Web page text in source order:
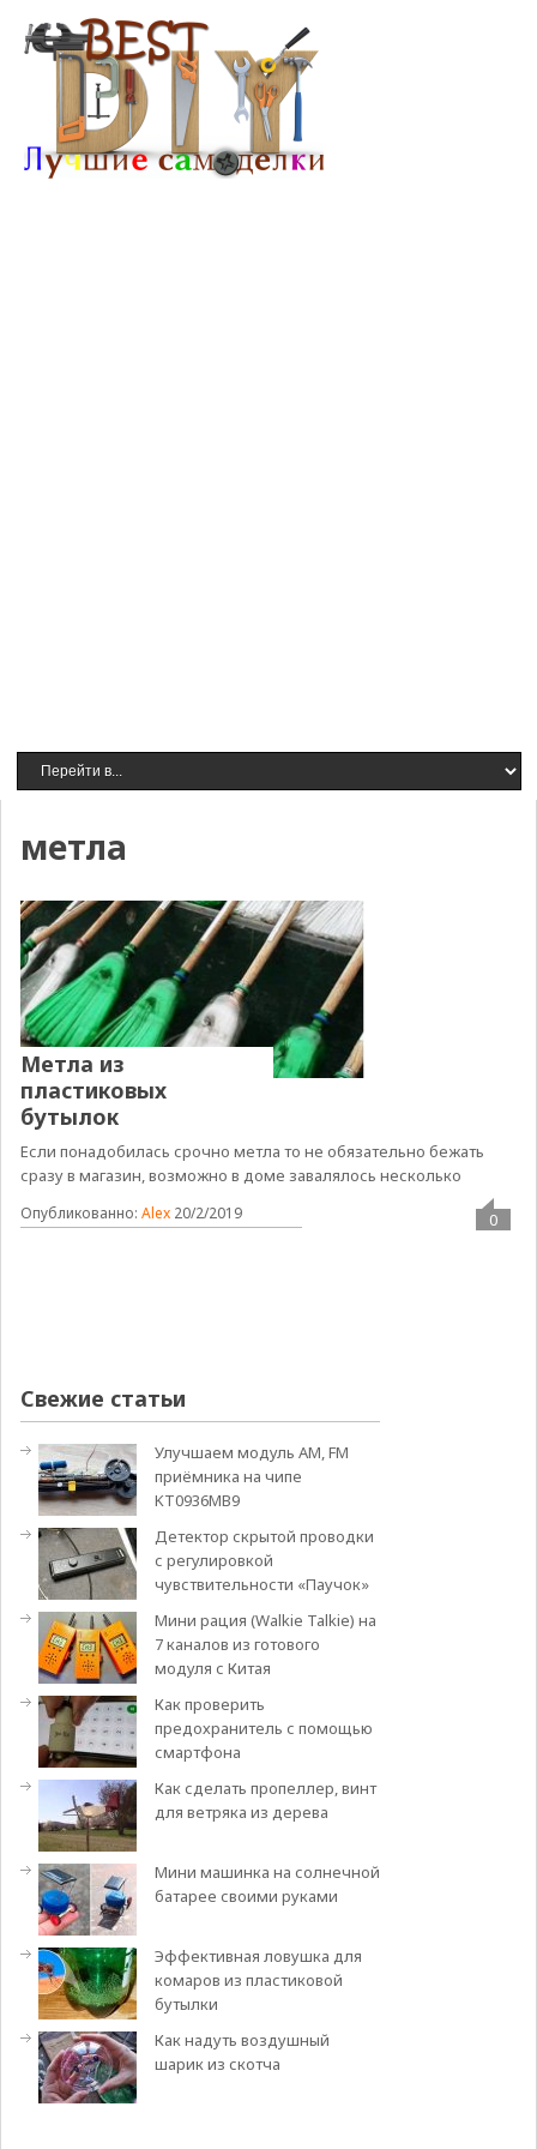
метла
Метла из
пластиковых
бутылок
Если понадобилась срочно метла то не обязательно бежать
сразу в магазин, возможно в доме завалялось несколько
Опубликованно: Alex 20/2/2019 0
Свежие статьи
Улучшаем модуль АМ, FM
приёмника на чипе
KT0936MB9
Детектор скрытой проводки
с регулировкой
чувствительности «Паучок»
Мини рация (Walkie Talkie) на
7 каналов из готового
модуля с Китая
Как проверить
предохранитель с помощью
смартфона
Как сделать пропеллер, винт
для ветряка из дерева
Мини машинка на солнечной
батарее своими руками
Эффективная ловушка для
комаров из пластиковой
бутылки
Как надуть воздушный
шарик из скотча